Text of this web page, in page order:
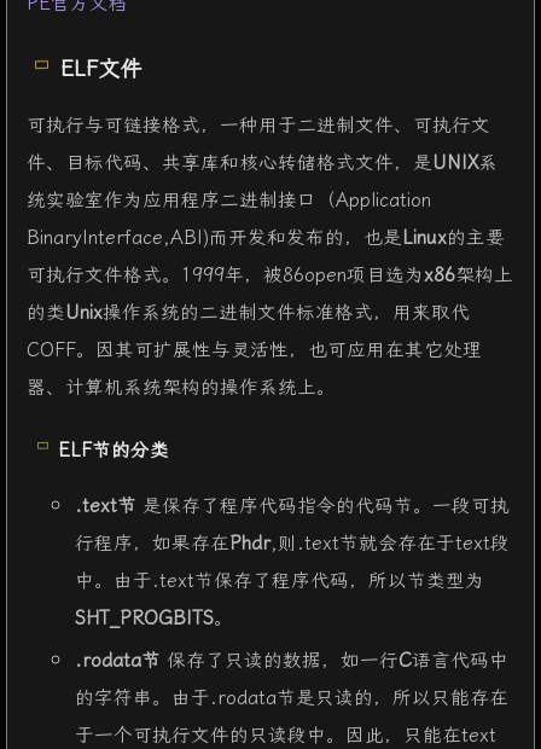
ELF文件
可执行与可链接格式，一种用于二进制文件、可执行文
件、目标代码、共享库和核心转储格式文件，是UNIX系
统实验室作为应用程序二进制接口（Application
BinaryInterface,ABI)而开发和发布的，也是Linux的主要
可执行文件格式。1999年，被86open项目选为x86架构上
的类Unix操作系统的二进制文件标准格式，用来取代
COFF。因其可扩展性与灵活性，也可应用在其它处理
器、计算机系统架构的操作系统上。
ELF节的分类
.text节 是保存了程序代码指令的代码节。一段可执
行程序，如果存在Phdr,则.text节就会存在于text段
中。由于.text节保存了程序代码，所以节类型为
SHT_PROGBITS。
.rodata节 保存了只读的数据，如一行C语言代码中
的字符串。由于.rodata节是只读的，所以只能存在
于一个可执行文件的只读段中。因此，只能在text